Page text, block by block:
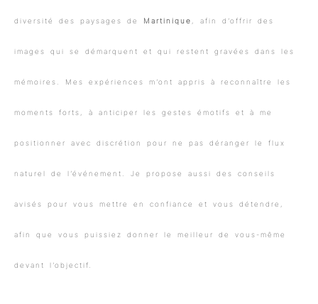
diversité des paysages de Martinique , afin d’offrir des
images qui se démarquent et qui restent gravées dans les
mémoires. Mes expériences m’ont appris à reconnaître les
moments forts, à anticiper les gestes émotifs et à me
positionner avec discrétion pour ne pas déranger le flux
naturel de l’événement. Je propose aussi des conseils
avisés pour vous mettre en confiance et vous détendre,
afin que vous puissiez donner le meilleur de vous-même
devant l’objectif.